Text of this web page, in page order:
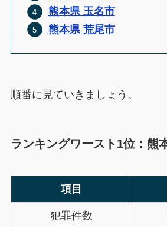
熊本県 玉名市
熊本県 荒尾市
順番に見ていきましょう。
ランキングワースト1位：熊
項目
犯罪件数